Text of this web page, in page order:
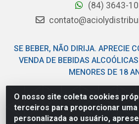
O nosso site coleta cookies
terceiros para proporcionar
personalizada ao usuário,
(84) 3643-
SE BEBER, NÃO DIRIJA. APRECIE
VENDA DE BEBIDAS
MENORES DE 18
Acioly Distribuidora - Av Piloto
Exposições - Parnamirim/RN -